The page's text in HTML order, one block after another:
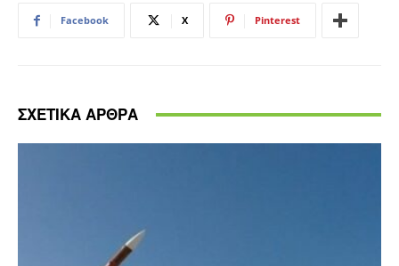
Facebook X Pinterest
ΣΧΕΤΙΚΑ ΑΡΘΡΑ